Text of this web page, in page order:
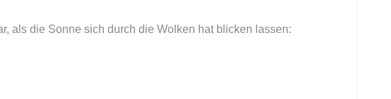
als die Sonne sich durch die Wolken hat blicken lassen: